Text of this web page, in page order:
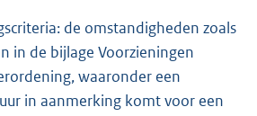
de omstandigheden zoals
in de bijlage Voorzieningen
waaronder een
in aanmerking komt voor een